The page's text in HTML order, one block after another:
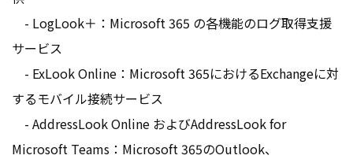
- LogLook＋：Microsoft 365 の各機能のログ取得支援
サービス
- ExLook Online：Microsoft 365におけるExchangeに対
するモバイル接続サービス
- AddressLook Online およびAddressLook for
Microsoft Teams：Microsoft 365のOutlook、